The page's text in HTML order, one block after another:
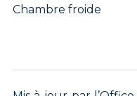
Chambre froide